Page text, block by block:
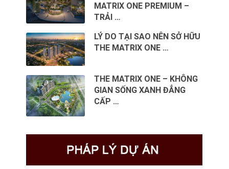
MATRIX ONE PREMIUM –
TRẢI …
LÝ DO TẠI SAO NÊN SỞ HỮU
THE MATRIX ONE …
THE MATRIX ONE – KHÔNG
GIAN SỐNG XANH ĐẲNG
CẤP …